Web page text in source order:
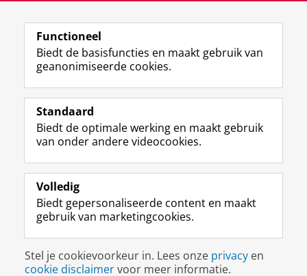
View this page in:English
Volg de RUG
F
a
e
b
o
p
a
i
n
a
L
i
k
e
I
-
p
g
i
n
R
S
-
f
e
R
k
s
u
I
n
t
r
m
c
c
o
Y
o
T
e
k
a
a
Studiekiezers
Alumni
Over ons
Disclaimer & Copyright
Inloggen
Functioneel
Biedt de basisfuncties en maakt gebruik van
geanonimiseerde cookies.
Standaard
Biedt de optimale werking en maakt gebruik
van onder andere videocookies.
Volledig
Biedt gepersonaliseerde content en maakt
gebruik van marketingcookies.
Stel je cookievoorkeur in. Lees onze privacy en
cookie disclaimervoor meer informatie.